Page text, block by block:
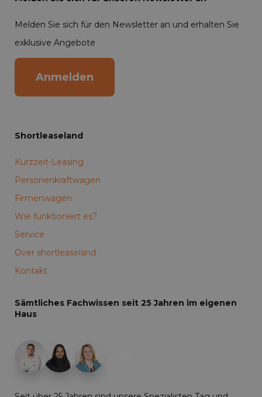
Melden Sie sich für den Newsletter an und erhalten Sie
exklusive Angebote
Anmelden
Shortleaseland
Kurzzeit-Leasing
Personenkraftwagen
Firmenwagen
Wie funktioniert es?
Service
Over shortleaseland
Kontakt
Sämtliches Fachwissen seit 25 Jahren im eigenen
Haus